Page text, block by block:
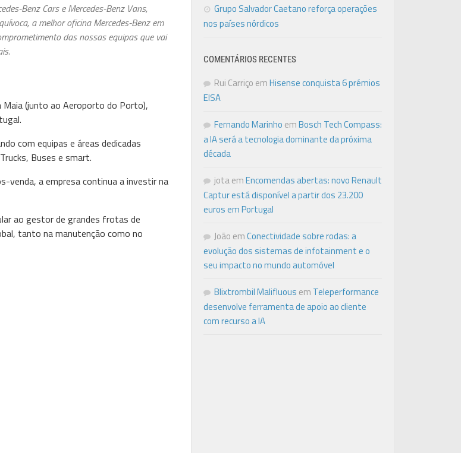
Benz Cars e Mercedes-Benz Vans,
a melhor oficina Mercedes-Benz em
das nossas equipas que vai
Maia (junto ao Aeroporto do Porto),
com equipas e áreas dedicadas
Buses e smart.
venda, a empresa continua a investir na
ao gestor de grandes frotas de
tanto na manutenção como no
Grupo Salvador Caetano reforça operações
nos países nórdicos
COMENTÁRIOS RECENTES
Rui Carriço emHisense conquista 6 prémios
EISA
Fernando Marinho emBosch Tech Compass:
a IA será a tecnologia dominante da próxima
década
jotaemEncomendas abertas: novo Renault
Captur está disponível a partir dos 23.200
euros em Portugal
João emConectividade sobre rodas: a
evolução dos sistemas de infotainment e o
seu impacto no mundo automóvel
Blixtrombil Malifluous em Teleperformance
desenvolve ferramenta de apoio ao cliente
com recurso a IA